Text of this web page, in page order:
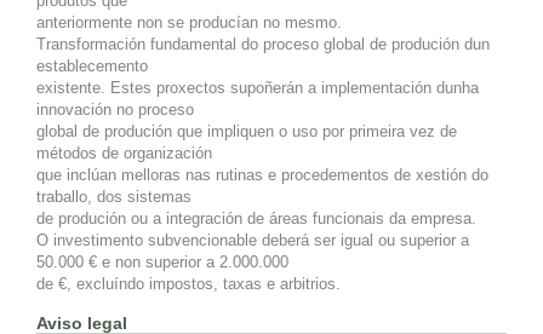
anteriormente non se producían no mesmo.
Transformación fundamental do proceso global de produción dun
establecemento
existente. Estes proxectos supoñerán a implementación dunha
innovación no proceso
global de produción que impliquen o uso por primeira vez de
métodos de organización
que inclúan melloras nas rutinas e procedementos de xestión do
traballo, dos sistemas
de produción ou a integración de áreas funcionais da empresa.
O investimento subvencionable deberá ser igual ou superior a
50.000 € e non superior a 2.000.000
de €, excluíndo impostos, taxas e arbitrios.
Aviso legal